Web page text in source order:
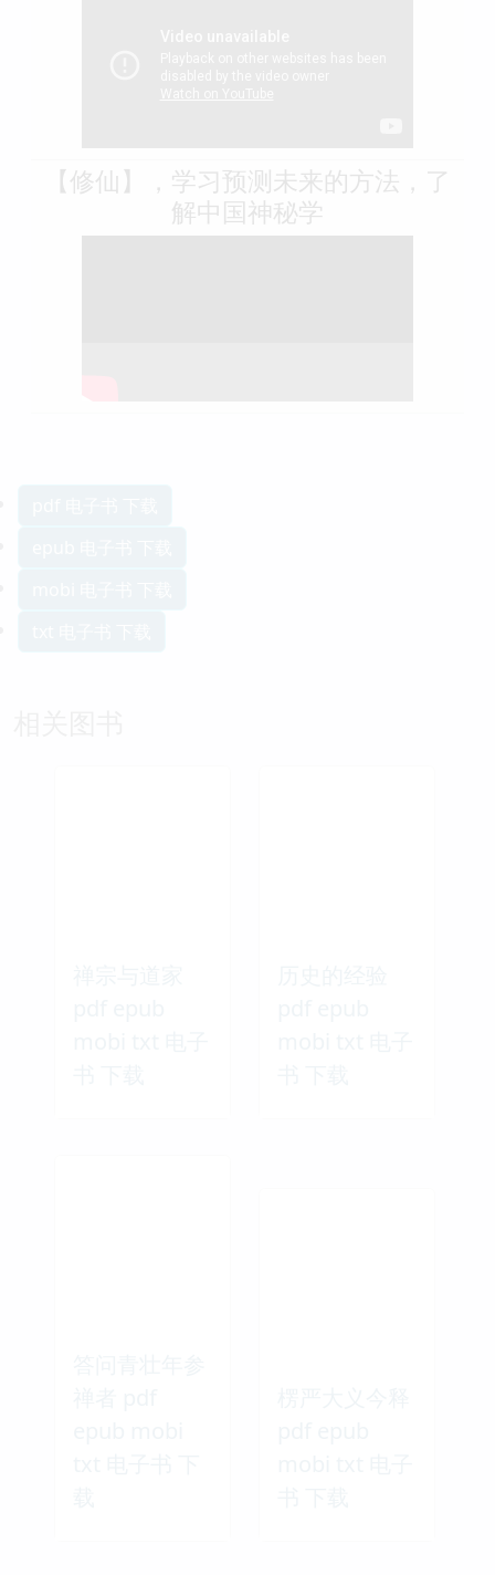
【修仙】，学习预测未来的方法，了
解中国神秘学